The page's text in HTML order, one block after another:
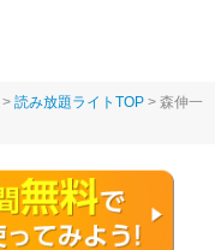
読み放題ライトTOP
森伸一